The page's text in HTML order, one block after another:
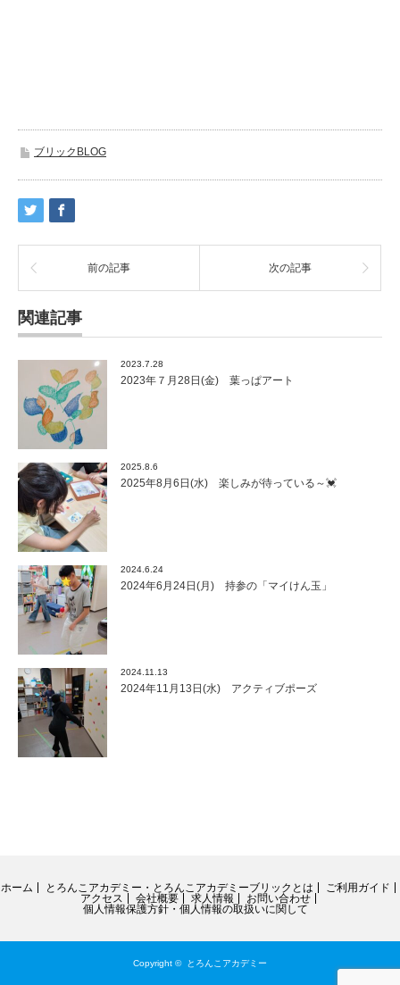
ブリックBLOG
前の記事 次の記事
関連記事
2023.7.28
2023年７月28日(金) 葉っぱアート
2025.8.6
2025年8月6日(水) 楽しみが待っている～💓
2024.6.24
2024年6月24日(月) 持参の「マイけん玉」
2024.11.13
2024年11月13日(水) アクティブポーズ
ホーム とろんこアカデミー・とろんこアカデミーブリックとは
ご利用ガイド
アクセス
会社概要 求人情報
お問い合わせ
個人情報保護方針・個人情報の取扱いに関して
Copyright © とろんこアカデミー